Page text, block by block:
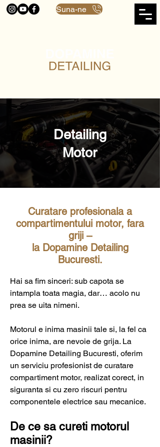
Suna-ne
Detailing
Motor
Curatare profesionala a
compartimentului motor, fara
griji –
la Dopamine Detailing
Bucuresti.
Hai sa fim sinceri: sub capota se
intampla toata magia, dar… acolo nu
prea se uita nimeni.
Motorul e inima masinii tale si, la fel ca
orice inima, are nevoie de grija. La
Dopamine Detailing Bucuresti, oferim
un serviciu profesionist de curatare
compartiment motor, realizat corect, in
siguranta si cu zero riscuri pentru
componentele electrice sau mecanice.
De ce sa cureti motorul
masinii?